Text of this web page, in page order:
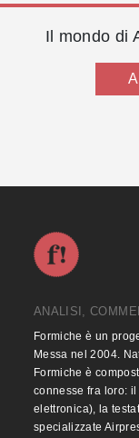
Il mondo di
ANALISI,
Formiche è un
Messa nel 2004.
Formiche è
connesse fra loro:
elettronica), la
specializzate